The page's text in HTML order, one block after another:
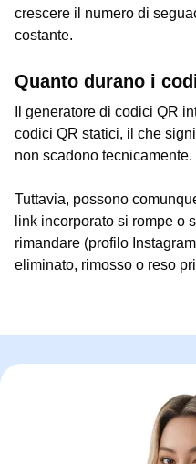
crescere il numero di
costante.
Quanto durano i
Il generatore di codici QR
codici QR statici, il che
non scadono tecnicamente.
Tuttavia, possono
link incorporato si rompe o
rimandare (profilo
eliminato, rimosso o reso